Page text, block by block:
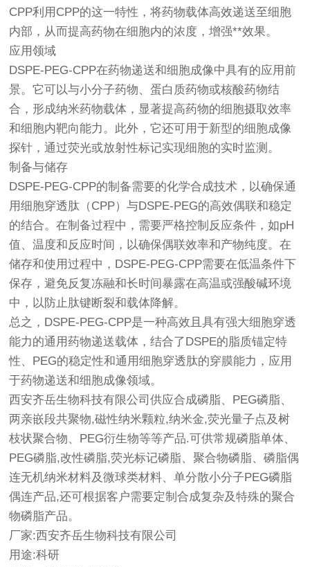
CPP利用CPP的这一特性，将药物载体高效递送至细胞
内部，从而提高药物在细胞内的浓度，增强**效果。
应用领域
DSPE-PEG-CPP在药物递送和细胞成像中具有的应用前
景。它可以与小分子药物、蛋白质药物或核酸药物结
合，形成纳米药物载体，显著提高药物的细胞摄取效率
和细胞内靶向能力。此外，它还可用于新型的细胞成像
探针，通过荧光或放射性标记实现细胞的实时监测。
制备与储存
DSPE-PEG-CPP的制备需要的化学合成技术，以确保通
用细胞穿透肽（CPP）与DSPE-PEG的高效偶联和稳定
的结合。在制备过程中，需要严格控制反应条件，如pH
值、温度和反应时间，以确保偶联效率和产物纯度。在
储存和使用过程中，DSPE-PEG-CPP需要在低温条件下
保存，避免反复冻融和长时间暴露在高温或强酸碱环境
中，以防止肽键断裂和载体降解。
总之，DSPE-PEG-CPP是一种高效且具有强大细胞穿透
能力的通用药物递送载体，结合了DSPE的脂质锚定特
性、PEG的稳定性和通用细胞穿透肽的穿膜能力，应用
于药物递送和细胞成像领域。
西安齐岳生物科技有限公司供应合成磷脂、PEG磷脂、
两亲嵌段共聚物,磁性纳米颗粒,纳米金,荧光量子点及树
枝状聚合物、PEG衍生物等等产品.可供常规磷脂单体、
PEG磷脂,改性磷脂,荧光标记磷脂、聚合物磷脂、磷脂偶
连无机纳米材料及微球类材料、单分散小分子PEG磷脂
偶连产品,还可根据客户需要定制合成复杂及特殊的聚合
物磷脂产品。
厂家:西安齐岳生物科技有限公司
用途:科研